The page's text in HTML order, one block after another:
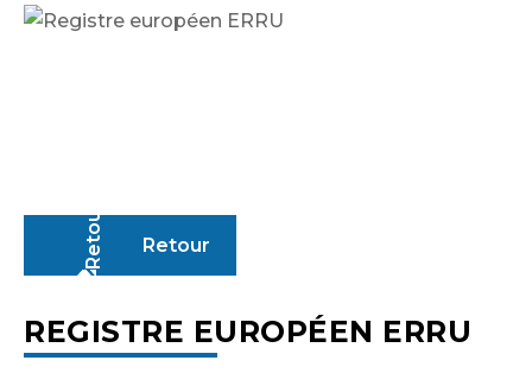
Retour
REGISTRE EUROPÉEN ERRU